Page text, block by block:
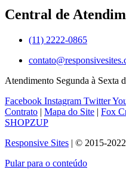
Central de
(11) 2222-0865
Atendimento Segunda à Sexta
Facebook Instagram Twitter
Contrato | Mapa do Site | Fox
SHOPZUP
Responsive Sites | © 2015-
Pular para o conteúdo